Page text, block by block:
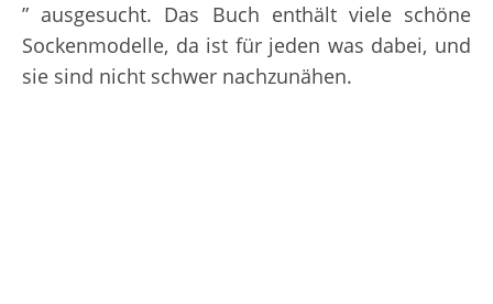
” ausgesucht. Das Buch enthält viele schöne
Sockenmodelle, da ist für jeden was dabei, und
sie sind nicht schwer nachzunähen.